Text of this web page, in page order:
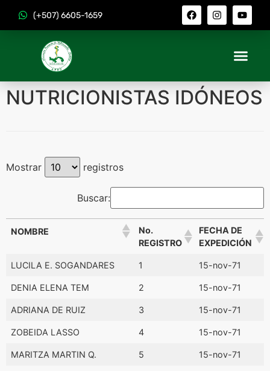
(+507) 6605-1659
NUTRICIONISTAS IDÓNEOS
Mostrar registros
Buscar:
NOMBRE
No.
REGISTRO
FECHA DE
EXPEDICIÓN
NOMBRE
No.
FECHA DE
LUCILA E. SOGANDARES 1 15-nov-71
DENIA ELENA TEM 2 15-nov-71
ADRIANA DE RUIZ 3 15-nov-71
ZOBEIDA LASSO 4 15-nov-71
MARITZA MARTIN Q. 5 15-nov-71